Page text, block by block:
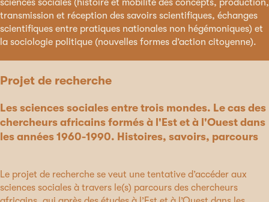
sciences sociales (histoire et mobilité des concepts, production,
transmission et réception des savoirs scientifiques, échanges
scientifiques entre pratiques nationales non hégémoniques) et
la sociologie politique (nouvelles formes d’action citoyenne).
Projet de recherche
Les sciences sociales entre trois mondes. Le cas des
chercheurs africains formés à l'Est et à l'Ouest dans
les années 1960-1990. Histoires, savoirs, parcours
Le projet de recherche se veut une tentative d’accéder aux
sciences sociales à travers le(s) parcours des chercheurs